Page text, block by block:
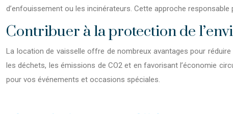
d’enfouissement ou les incinérateurs. Cette approche
Contribuer à la protection de
La location de vaisselle offre de nombreux avantages pour
les déchets, les émissions de CO2 et en favorisant l’économie
pour vos événements et occasions spéciales.